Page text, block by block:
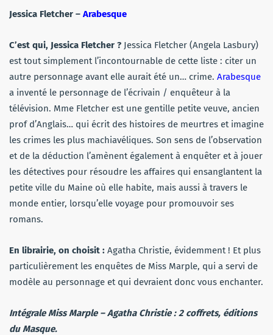
Jessica Fletcher – Arabesque
C’est qui, Jessica Fletcher ? Jessica Fletcher (Angela Lasbury)
est tout simplement l’incontournable de cette liste : citer un
autre personnage avant elle aurait été un… crime. Arabesque
a inventé le personnage de l’écrivain / enquêteur à la
télévision. Mme Fletcher est une gentille petite veuve, ancien
prof d’Anglais… qui écrit des histoires de meurtres et imagine
les crimes les plus machiavéliques. Son sens de l’observation
et de la déduction l’amènent également à enquêter et à jouer
les détectives pour résoudre les affaires qui ensanglantent la
petite ville du Maine où elle habite, mais aussi à travers le
monde entier, lorsqu’elle voyage pour promouvoir ses
romans.
En librairie, on choisit : Agatha Christie, évidemment ! Et plus
particulièrement les enquêtes de Miss Marple, qui a servi de
modèle au personnage et qui devraient donc vous enchanter.
IntégraleMiss Marple– Agatha Christie : 2 coffrets, éditions
du Masque.